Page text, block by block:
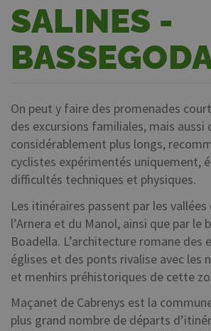
SALINES -
On peut y faire des promenades
des excursions familiales, mais aussi
considérablement plus longs,
cyclistes expérimentés uniquement,
difficultés techniques et physiques.
Les itinéraires passent par les
l’Arnera et du Manol, ainsi que par le
Boadella. L’architecture romane des
églises et des ponts rivalise avec les
et menhirs préhistoriques de cette
Maçanet de Cabrenys est la
plus grand nombre de départs